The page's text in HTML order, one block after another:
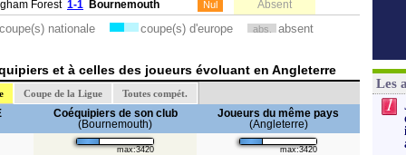
Forest 1-1 Bournemouth Nul Absent
coupe(s) nationale coupe(s) d'europe abs. absent
et à celles des joueurs évoluant en Angleterre
Coupe de la Ligue Toutes compét.
Coéquipiers de son club
(Bournemouth)
Joueurs du même pays
(Angleterre)
max:3420 max:3420
Les
1